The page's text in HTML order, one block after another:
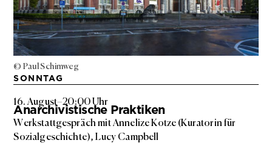
© Paul Schimweg
SONNTAG
16. August–20:00 Uhr
Anarchivistische Praktiken
Werkstattgespräch mit Annelize Kotze (Kuratorin für
Sozialgeschichte), Lucy Campbell